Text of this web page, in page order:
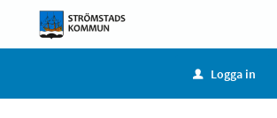
u Logga in